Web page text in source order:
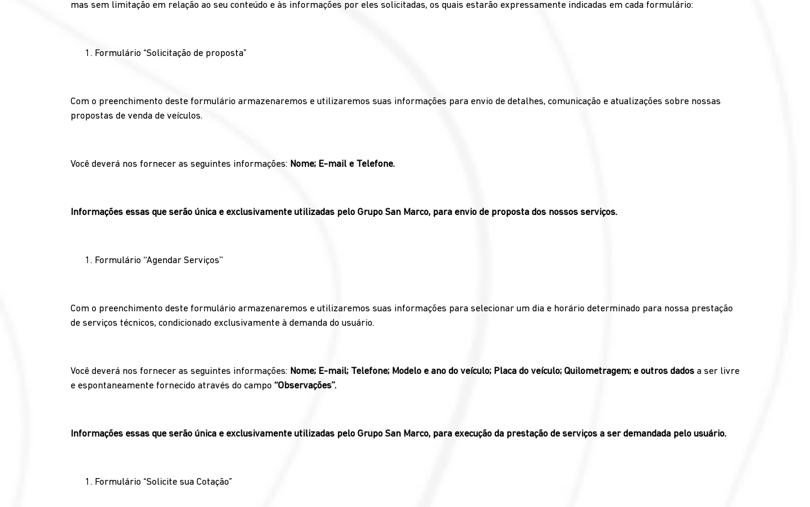
mas sem limitação em relação ao seu conteúdo e às informações por eles solicitadas, os quais estarão expressamente indicadas em cada formulário:
Formulário “Solicitação de proposta”
Com o preenchimento deste formulário armazenaremos e utilizaremos suas informações para envio de detalhes, comunicação e atualizações sobre nossas
propostas de venda de veículos.
Você deverá nos fornecer as seguintes informações: Nome; E-mail e Telefone.
Informações essas que serão única e exclusivamente utilizadas pelo Grupo San Marco, para envio de proposta dos nossos serviços.
Formulário ‘‘Agendar Serviços’’
Com o preenchimento deste formulário armazenaremos e utilizaremos suas informações para selecionar um dia e horário determinado para nossa prestação
de serviços técnicos, condicionado exclusivamente à demanda do usuário.
Você deverá nos fornecer as seguintes informações: Nome; E-mail; Telefone; Modelo e ano do veículo; Placa do veículo; Quilometragem; e outros dados a ser livre
e espontaneamente fornecido através do campo ‘‘Observações’’.
Informações essas que serão única e exclusivamente utilizadas pelo Grupo San Marco, para execução da prestação de serviços a ser demandada pelo usuário.
Formulário “Solicite sua Cotação”